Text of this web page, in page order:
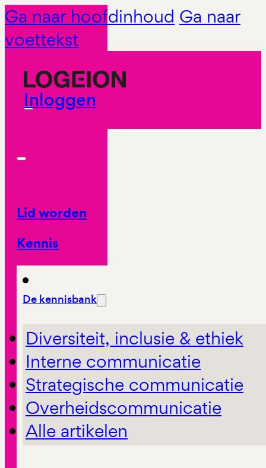
Ga naar hoofdinhoud Ga naar
voettekst
Inloggen
Lid worden
Kennis
De kennisbank
Diversiteit, inclusie & ethiek
Interne communicatie
Strategische communicatie
Overheidscommunicatie
Alle artikelen